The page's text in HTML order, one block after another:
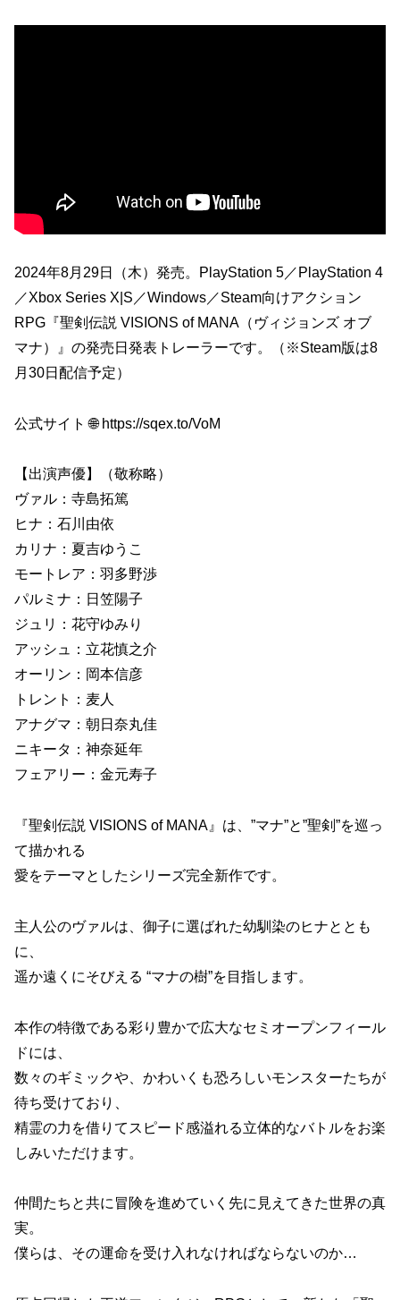
2024年8月29日（木）発売。PlayStation 5／PlayStation 4
／Xbox Series X|S／Windows／Steam向けアクション
RPG『聖剣伝説 VISIONS of MANA（ヴィジョンズ オブ
マナ）』の発売日発表トレーラーです。（※Steam版は8
月30日配信予定）
公式サイト 🌐 https://sqex.to/VoM
【出演声優】（敬称略）
ヴァル：寺島拓篤
ヒナ：石川由依
カリナ：夏吉ゆうこ
モートレア：羽多野渉
パルミナ：日笠陽子
ジュリ：花守ゆみり
アッシュ：立花慎之介
オーリン：岡本信彦
トレント：麦人
アナグマ：朝日奈丸佳
ニキータ：神奈延年
フェアリー：金元寿子
『聖剣伝説 VISIONS of MANA』は、”マナ”と”聖剣”を巡っ
て描かれる
愛をテーマとしたシリーズ完全新作です。
主人公のヴァルは、御子に選ばれた幼馴染のヒナととも
に、
遥か遠くにそびえる “マナの樹”を目指します。
本作の特徴である彩り豊かで広大なセミオープンフィール
ドには、
数々のギミックや、かわいくも恐ろしいモンスターたちが
待ち受けており、
精霊の力を借りてスピード感溢れる立体的なバトルをお楽
しみいただけます。
仲間たちと共に冒険を進めていく先に見えてきた世界の真
実。
僕らは、その運命を受け入れなければならないのか…